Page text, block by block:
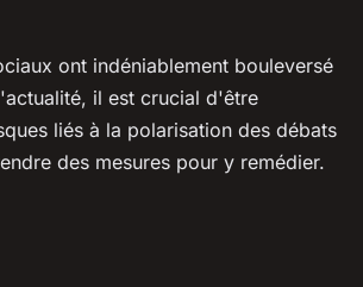
ont indéniablement bouleversé
il est crucial d'être
liés à la polarisation des débats
des mesures pour y remédier.